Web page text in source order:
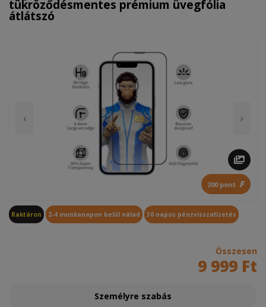
tükröződésmentes prémium üvegfólia
átlátszó
‹ ›
200 pont F
Raktáron 2-4 munkanapon belül nálad 30 napos pénzvisszafizetés
Összesen
9 999 Ft
Személyre szabás